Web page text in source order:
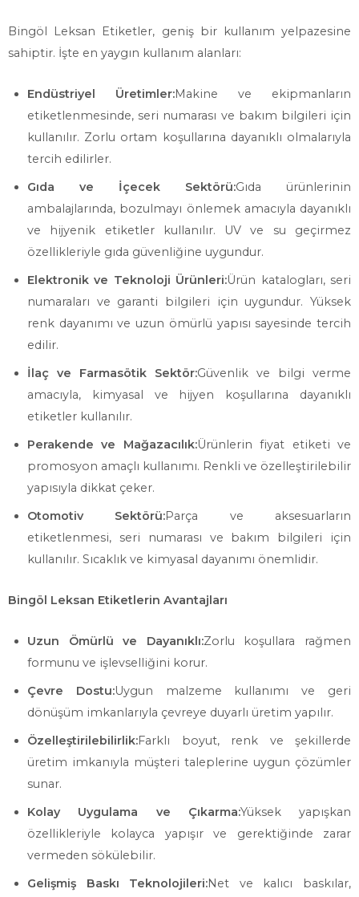
Bingöl Leksan Etiketler, geniş bir kullanım yelpazesine
sahiptir. İşte en yaygın kullanım alanları:
Endüstriyel Üretimler:Makine ve ekipmanların
etiketlenmesinde, seri numarası ve bakım bilgileri için
kullanılır. Zorlu ortam koşullarına dayanıklı olmalarıyla
tercih edilirler.
Gıda ve İçecek Sektörü:Gıda ürünlerinin
ambalajlarında, bozulmayı önlemek amacıyla dayanıklı
ve hijyenik etiketler kullanılır. UV ve su geçirmez
özellikleriyle gıda güvenliğine uygundur.
Elektronik ve Teknoloji Ürünleri:Ürün katalogları, seri
numaraları ve garanti bilgileri için uygundur. Yüksek
renk dayanımı ve uzun ömürlü yapısı sayesinde tercih
edilir.
İlaç ve Farmasötik Sektör:Güvenlik ve bilgi verme
amacıyla, kimyasal ve hijyen koşullarına dayanıklı
etiketler kullanılır.
Perakende ve Mağazacılık:Ürünlerin fiyat etiketi ve
promosyon amaçlı kullanımı. Renkli ve özelleştirilebilir
yapısıyla dikkat çeker.
Otomotiv Sektörü:Parça ve aksesuarların
etiketlenmesi, seri numarası ve bakım bilgileri için
kullanılır. Sıcaklık ve kimyasal dayanımı önemlidir.
Bingöl Leksan Etiketlerin Avantajları
Uzun Ömürlü ve Dayanıklı:Zorlu koşullara rağmen
formunu ve işlevselliğini korur.
Çevre Dostu:Uygun malzeme kullanımı ve geri
dönüşüm imkanlarıyla çevreye duyarlı üretim yapılır.
Özelleştirilebilirlik:Farklı boyut, renk ve şekillerde
üretim imkanıyla müşteri taleplerine uygun çözümler
sunar.
Kolay Uygulama ve Çıkarma:Yüksek yapışkan
özellikleriyle kolayca yapışır ve gerektiğinde zarar
vermeden sökülebilir.
Gelişmiş Baskı Teknolojileri:Net ve kalıcı baskılar,